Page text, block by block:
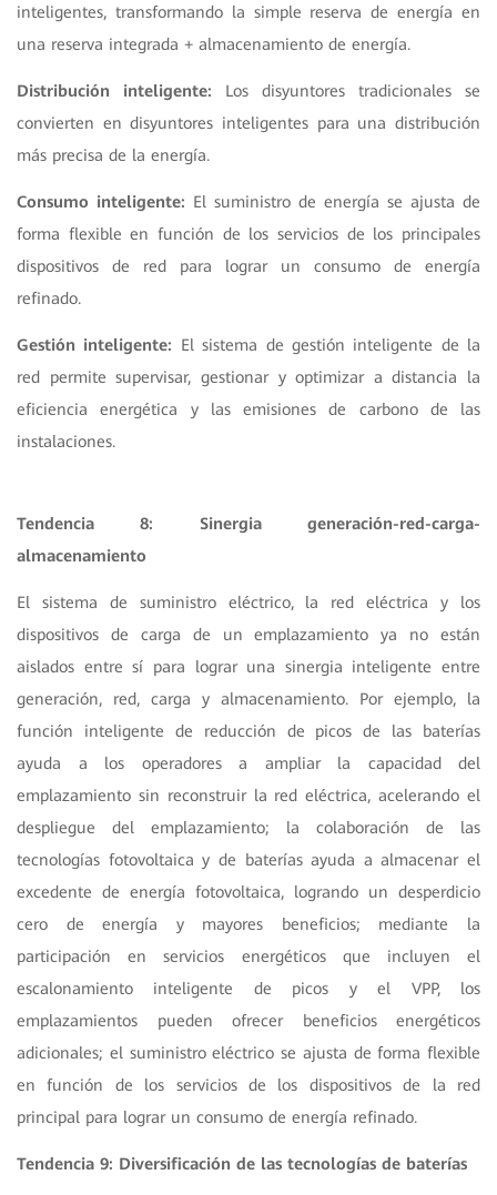
inteligentes, transformando la simple reserva de energía en
una reserva integrada + almacenamiento de energía.
Distribución inteligente: Los disyuntores tradicionales se
convierten en disyuntores inteligentes para una distribución
más precisa de la energía.
Consumo inteligente: El suministro de energía se ajusta de
forma flexible en función de los servicios de los principales
dispositivos de red para lograr un consumo de energía
refinado.
Gestión inteligente: El sistema de gestión inteligente de la
red permite supervisar, gestionar y optimizar a distancia la
eficiencia energética y las emisiones de carbono de las
instalaciones.
Tendencia 8: Sinergia generación-red-carga-
almacenamiento
El sistema de suministro eléctrico, la red eléctrica y los
dispositivos de carga de un emplazamiento ya no están
aislados entre sí para lograr una sinergia inteligente entre
generación, red, carga y almacenamiento. Por ejemplo, la
función inteligente de reducción de picos de las baterías
ayuda a los operadores a ampliar la capacidad del
emplazamiento sin reconstruir la red eléctrica, acelerando el
despliegue del emplazamiento; la colaboración de las
tecnologías fotovoltaica y de baterías ayuda a almacenar el
excedente de energía fotovoltaica, logrando un desperdicio
cero de energía y mayores beneficios; mediante la
participación en servicios energéticos que incluyen el
escalonamiento inteligente de picos y el VPP, los
emplazamientos pueden ofrecer beneficios energéticos
adicionales; el suministro eléctrico se ajusta de forma flexible
en función de los servicios de los dispositivos de la red
principal para lograr un consumo de energía refinado.
Tendencia 9: Diversificación de las tecnologías de baterías